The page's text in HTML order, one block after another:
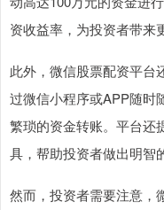
资收益率，为投资者带来
此外，微信股票配资平台
过微信小程序或APP随时
繁琐的资金转账。平台还
具，帮助投资者做出明智
然而，投资者需要注意，